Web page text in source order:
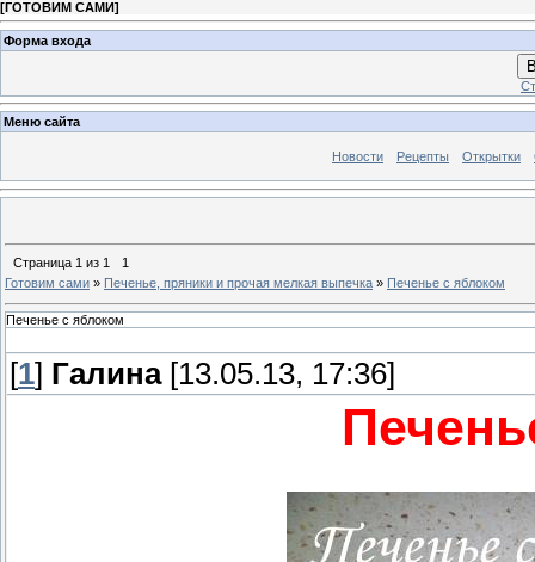
[ГОТОВИМ САМИ]
Форма входа
Меню сайта
Новости Рецепты Открытки
Страница 1 из 1
1
Готовим сами » Печенье, пряники и прочая мелкая выпечка » Печенье с яблоком
Печенье с яблоком
[1] Галина[13.05.13, 17:36]